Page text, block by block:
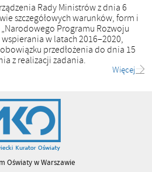
Rady Ministrów z dnia 6
szczegółowych warunków, form i
Programu Rozwoju
w latach 2016–2020,
przedłożenia do dnia 15
z realizacji zadania.
Więcej
Oświaty w Warszawie